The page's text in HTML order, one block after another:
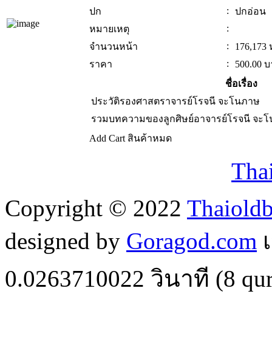
ปก
:
ปกอ่อน
หมายเหตุ
:
จำนวนหน้า
:
176,173
ราคา
: 500.00 บ
ชื่อเรื่อง
ประวัติรองศาสตราจารย์โรจนี จะโนภาษ
รวมบทความของลูกศิษย์อาจารย์โรจนี จะ
Add Cart สินค้าหมด
Copyright © 2022
designed by Goragod.com
0.0263710022 วินาที (8